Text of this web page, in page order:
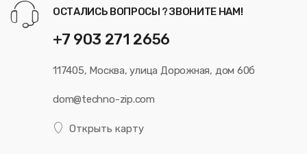
ОСТАЛИСЬ ВОПРОСЫ ? ЗВОНИТЕ НАМ!
+7 903 271 2656
117405, Москва, улица Дорожная, дом 60б
dom@techno-zip.com
Открыть карту